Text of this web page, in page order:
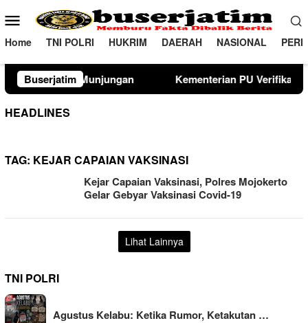
ke
konten
Menu
Mobile
Home TNI POLRI HUKRIM DAERAH NASIONAL
BuserjatimKementerian PU Verifikasi Lahan Sekolah
HEADLINES
TAG: KEJAR CAPAIAN VAKSINASI
Kejar Capaian Vaksinasi, Polres Mojokerto
Gelar Gebyar Vaksinasi Covid-19
Lihat Lainnya
TNI POLRI
Agustus Kelabu: Ketika Rumor, Ketakutan …